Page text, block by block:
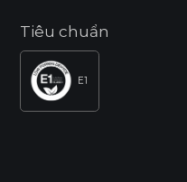
Tiêu chuẩn
E1